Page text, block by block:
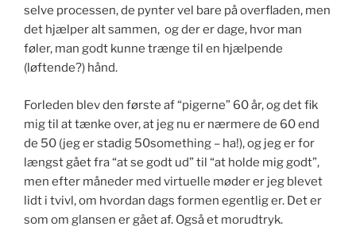
selve processen, de pynter vel bare på overfladen, men
det hjælper alt sammen, og der er dage, hvor man
føler, man godt kunne trænge til en hjælpende
(løftende?) hånd.
Forleden blev den første af “pigerne” 60 år, og det fik
mig til at tænke over, at jeg nu er nærmere de 60 end
de 50 (jeg er stadig 50something – ha!), og jeg er for
længst gået fra “at se godt ud” til “at holde mig godt”,
men efter måneder med virtuelle møder er jeg blevet
lidt i tvivl, om hvordan dags formen egentlig er. Det er
som om glansen er gået af. Også et morudtryk.